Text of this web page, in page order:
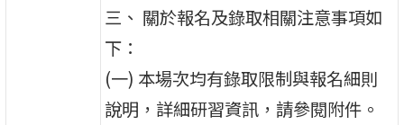
三、 關於報名及錄取相關注意事項如
下：
(一) 本場次均有錄取限制與報名細則
說明，詳細研習資訊，請參閱附件。